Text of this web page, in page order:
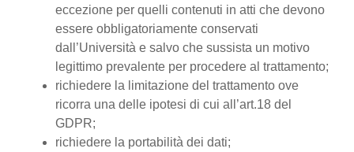
eccezione per quelli contenuti in atti che devono
essere obbligatoriamente conservati
dall’Università e salvo che sussista un motivo
legittimo prevalente per procedere al trattamento;
richiedere la limitazione del trattamento ove
ricorra una delle ipotesi di cui all’art.18 del
GDPR;
richiedere la portabilità dei dati;